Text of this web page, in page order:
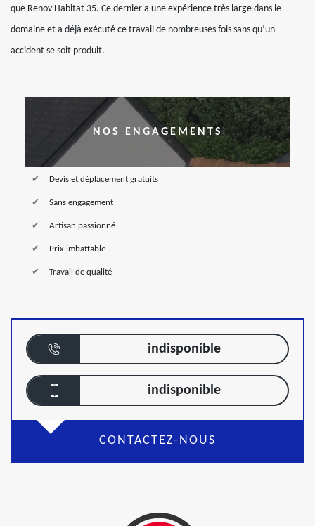
que Renov'Habitat 35. Ce dernier a une expérience très large dans le
domaine et a déjà exécuté ce travail de nombreuses fois sans qu’un
accident se soit produit.
NOS ENGAGEMENTS
Devis et déplacement gratuits
Sans engagement
Artisan passionné
Prix imbattable
Travail de qualité
indisponible
indisponible
CONTACTEZ-NOUS